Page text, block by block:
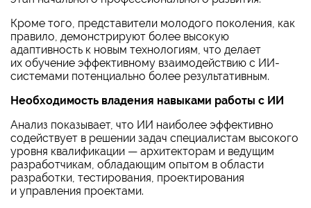
Кроме того, представители молодого поколения, как
правило, демонстрируют более высокую
адаптивность к новым технологиям, что делает
их обучение эффективному взаимодействию с ИИ-
системами потенциально более результативным.
Необходимость владения навыками работы с ИИ
Анализ показывает, что ИИ наиболее эффективно
содействует в решении задач специалистам высокого
уровня квалификации — архитекторам и ведущим
разработчикам, обладающим опытом в области
разработки, тестирования, проектирования
и управления проектами.